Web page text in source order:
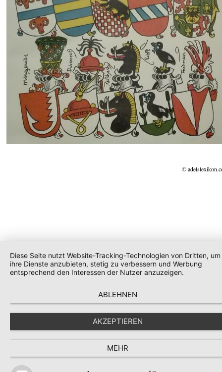
©
Diese Seite nutzt Website-Tracking-Technologien von Dritten, um
ihre Dienste anzubieten, stetig zu verbessern und Werbung
entsprechend den Interessen der Nutzer anzuzeigen.
ABLEHNEN
AKZEPTIEREN
MEHR